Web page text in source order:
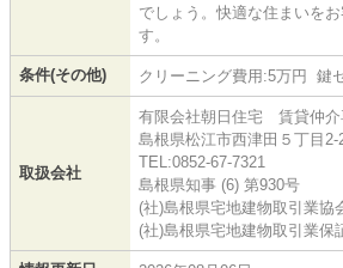
でしょう。快適な住まいを
す。
条件(その他) クリーニング費用:5万円 鍵
取扱会社
有限会社朝日住宅 賃貸仲介
島根県松江市西津田５丁目2-
TEL:0852-67-7321
島根県知事 (6) 第930号
(社)島根県宅地建物取引業協
(社)島根県宅地建物取引業保